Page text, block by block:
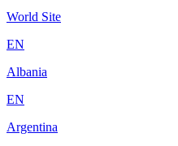
World Site
EN
Albania
EN
Argentina